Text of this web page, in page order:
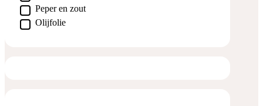
▢
Peper en zout
▢
Olijfolie